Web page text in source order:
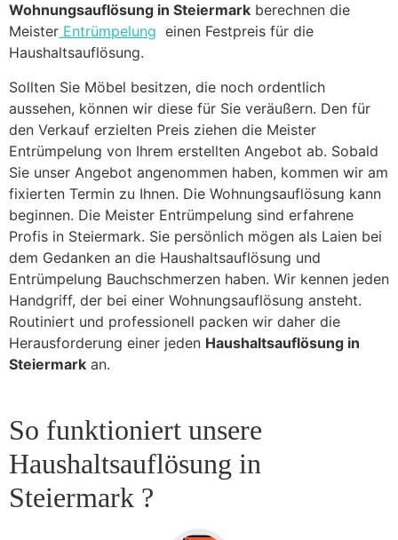
Wohnungsauflösung in Steiermark berechnen die
Meister Entrümpelung einen Festpreis für die
Haushaltsauflösung.
Sollten Sie Möbel besitzen, die noch ordentlich
aussehen, können wir diese für Sie veräußern. Den für
den Verkauf erzielten Preis ziehen die Meister
Entrümpelung von Ihrem erstellten Angebot ab. Sobald
Sie unser Angebot angenommen haben, kommen wir am
fixierten Termin zu Ihnen. Die Wohnungsauflösung kann
beginnen. Die Meister Entrümpelung sind erfahrene
Profis in Steiermark. Sie persönlich mögen als Laien bei
dem Gedanken an die Haushaltsauflösung und
Entrümpelung Bauchschmerzen haben. Wir kennen jeden
Handgriff, der bei einer Wohnungsauflösung ansteht.
Routiniert und professionell packen wir daher die
Herausforderung einer jeden Haushaltsauflösung in
Steiermark an.
So funktioniert unsere
Haushaltsauflösung in
Steiermark ?